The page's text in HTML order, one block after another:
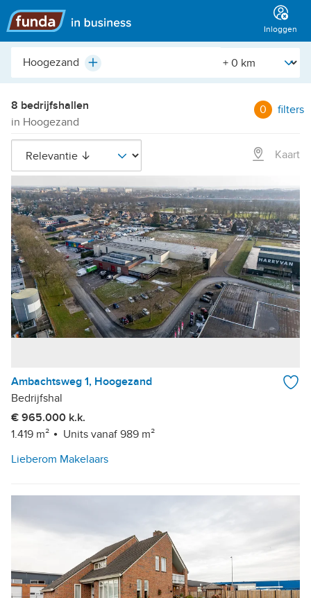
Hoofdmenu
Inloggen
Plaats,
etc.
Plus [Straal]
8 bedrijfshallen
in Hoogezand
0 filters
Kaart
Ambachtsweg 1, Hoogezand
Bedrijfshal
€ 965.000 k.k.
1.419 m²
Units vanaf 989 m²
Lieberom Makelaars